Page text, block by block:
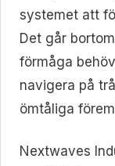
systemet att
Det går
förmåga
navigera på
ömtåliga
Nextwaves